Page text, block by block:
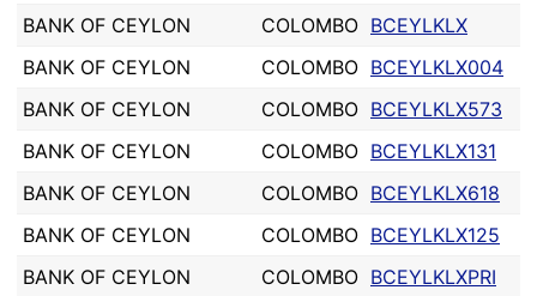
BANK OF CEYLON COLOMBO BCEYLKLX
BANK OF CEYLON
COLOMBO BCEYLKLX004
BANK OF CEYLON
COLOMBO BCEYLKLX573
BANK OF CEYLON
COLOMBO BCEYLKLX131
BANK OF CEYLON
COLOMBO BCEYLKLX618
BANK OF CEYLON
COLOMBO BCEYLKLX125
BANK OF CEYLON
COLOMBO BCEYLKLXPRI